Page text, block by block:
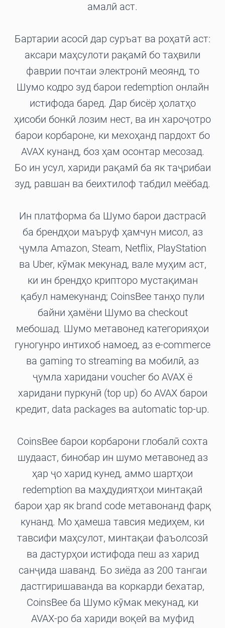
амалӣ аст.
Бартарии асосӣ дар суръат ва роҳатӣ аст:
аксари маҳсулоти рақамӣ бо таҳвили
фаврии почтаи электронӣ меоянд, то
Шумо кодро зуд барои redemption онлайн
истифода баред. Дар бисёр ҳолатҳо
ҳисоби бонкӣ лозим нест, ва ин хароҷотро
барои корбароне, ки мехоҳанд пардохт бо
AVAX кунанд, боз ҳам осонтар месозад.
Бо ин усул, хариди рақамӣ ба як таҷрибаи
зуд, равшан ва беихтилоф табдил меёбад.
Ин платформа ба Шумо барои дастрасӣ
ба брендҳои маъруф ҳамчун мисол, аз
ҷумла Amazon, Steam, Netflix, PlayStation
ва Uber, кӯмак мекунад, вале муҳим аст,
ки ин брендҳо крипторо мустақиман
қабул намекунанд; CoinsBee танҳо пули
байни ҳамёни Шумо ва checkout
мебошад. Шумо метавонед категорияҳои
гуногунро интихоб намоед, аз e-commerce
ва gaming то streaming ва мобилӣ, аз
ҷумла харидани voucher бо AVAX ё
харидани пуркунӣ (top up) бо AVAX барои
кредит, data packages ва automatic top-up.
CoinsBee барои корбарони глобалӣ сохта
шудааст, бинобар ин шумо метавонед аз
ҳар ҷо харид кунед, аммо шартҳои
redemption ва маҳдудиятҳои минтақаӣ
барои ҳар як brand code метавонанд фарқ
кунанд. Мо ҳамеша тавсия медиҳем, ки
тавсифи маҳсулот, минтақаи фаъолсозӣ
ва дастурҳои истифода пеш аз харид
санҷида шаванд. Бо зиёда аз 200 тангаи
дастгиришаванда ва коркарди бехатар,
CoinsBee ба Шумо кӯмак мекунад, ки
AVAX-ро ба хариди воқеӣ ва муфид